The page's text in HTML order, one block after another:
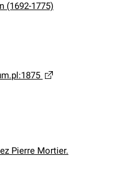
(1692-1775)
Pierre Mortier.